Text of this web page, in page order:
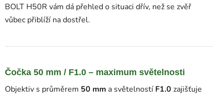
BOLT H50R vám dá přehled o situaci dřív, než se zvěř
vůbec přiblíží na dostřel.
Čočka 50 mm / F1.0 – maximum světelnosti
Objektiv s průměrem 50 mm a světelností F1.0 zajišťuje